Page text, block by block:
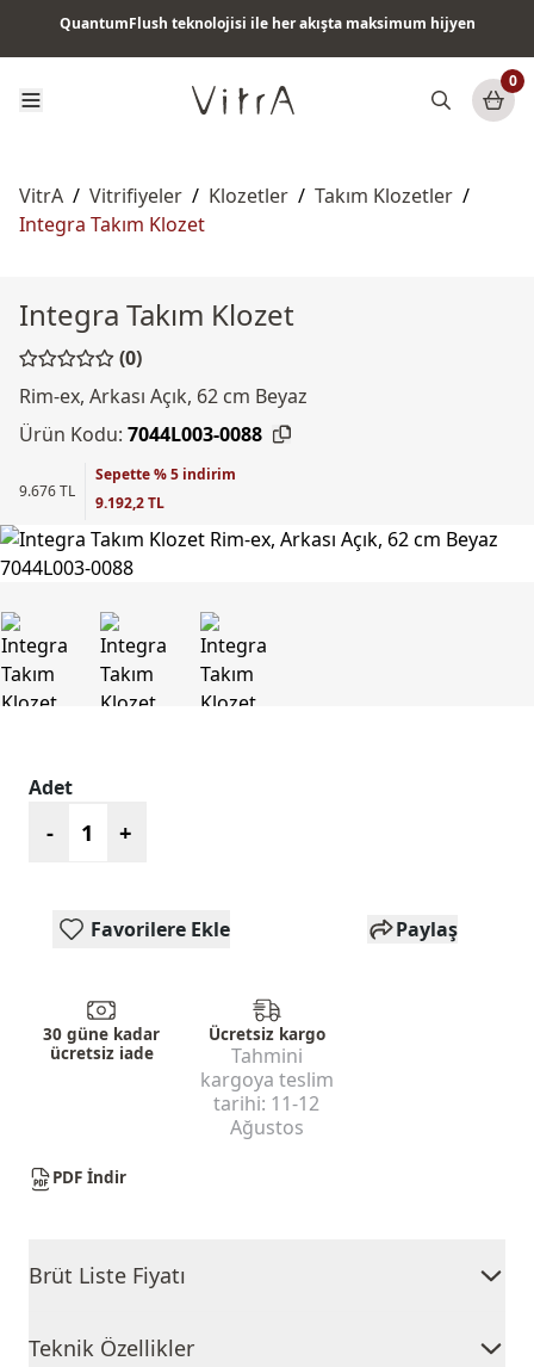
QuantumFlush teknolojisi ile her akışta maksimum hijyen
0
VitrA / Vitrifiyeler / Klozetler / Takım Klozetler /
Integra Takım Klozet
Integra Takım Klozet
(0)
Rim-ex, Arkası Açık, 62 cm Beyaz
Ürün Kodu: 7044L003-0088
9.676 TL
Sepette % 5 indirim
9.192,2 TL
Adet
- +
Favorilere Ekle Paylaş
30 güne kadar
ücretsiz iade
Ücretsiz kargo
Tahmini
kargoya teslim
tarihi: 11-12
Ağustos
PDF İndir
Brüt Liste Fiyatı
Teknik Özellikler